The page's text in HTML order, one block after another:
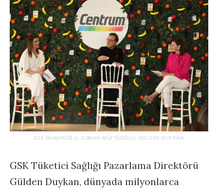
ECE VAHAPOĞLU, OSMAN MÜFTÜOĞLU, GÜLDEN DUYKAN
GSK Tüketici Sağlığı Pazarlama Direktörü
Gülden Duykan, dünyada milyonlarca